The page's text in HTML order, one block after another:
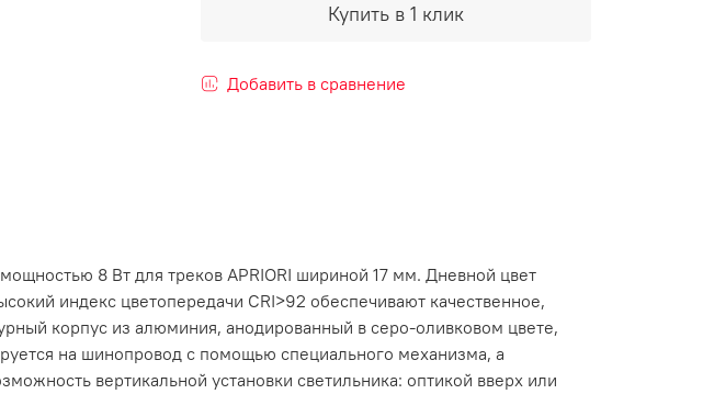
Купить в 1 клик
Добавить в сравнение
8 Вт для треков APRIORI шириной 17 мм. Дневной цвет
индекс цветопередачи CRI>92 обеспечивают качественное,
корпус из алюминия, анодированный в серо-оливковом цвете,
на шинопровод с помощью специального механизма, а
вертикальной установки светильника: оптикой вверх или